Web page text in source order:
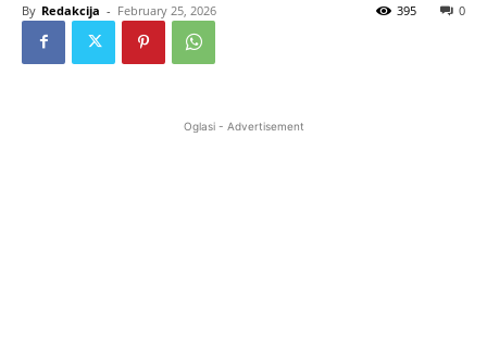
By Redakcija - February 25, 2026 0
395
Oglasi - Advertisement